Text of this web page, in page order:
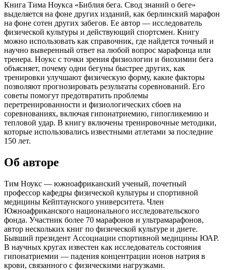
Книга Тима Ноукса «Библия бега. Свод знаний о беге»
выделяется на фоне других изданий, как берлинский марафон
на фоне сотен других забегов. Ее автор — исследователь
физической культуры и действующий спортсмен. Книгу
можно использовать как справочник, где найдется точный и
научно выверенный ответ на любой вопрос марафонца или
тренера. Ноукс с точки зрения физиологии и биохимии бега
объясняет, почему одни бегуны быстрее других, как
тренировки улучшают физическую форму, какие факторы
позволяют прогнозировать результаты соревнований. Его
советы помогут предотвратить проблемы
перетренированности и физиологических сбоев на
соревнованиях, включая гипонатриемию, гипогликемию и
тепловой удар. В книгу включены тренировочные методики,
которые использовались известными атлетами за последние
150 лет.
Об авторе
Тим Ноукс — южноафриканский ученый, почетный
профессор кафедры физической культуры и спортивной
медицины Кейптаунского университета. Член
Южноафриканского национального исследовательского
фонда. Участник более 70 марафонов и ультрамарафонов,
автор нескольких книг по физической культуре и диете.
Бывший президент Ассоциации спортивной медицины ЮАР.
В научных кругах известен как исследователь состояния
гипонатриемии — падения концентрации ионов натрия в
крови, связанного с физическими нагрузками.